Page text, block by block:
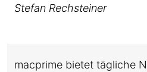
Stefan Rechsteiner
macprime bietet tägliche